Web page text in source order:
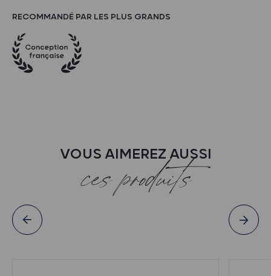
RECOMMANDÉ PAR LES PLUS GRANDS
VOUS AIMEREZ AUSSI
ces produits